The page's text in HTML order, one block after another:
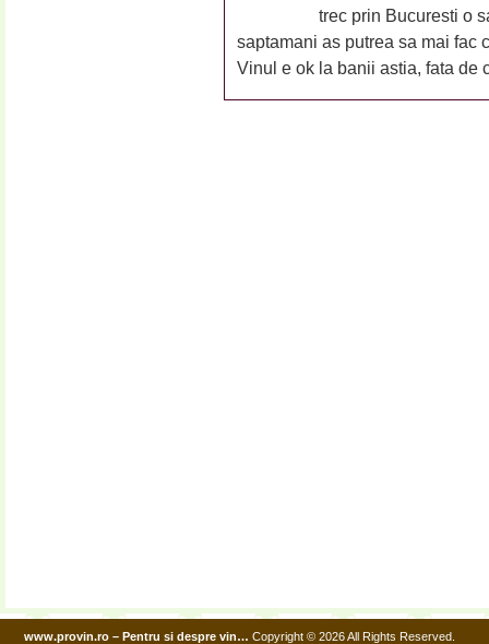
trec prin Bucuresti o
saptamani as putrea sa mai fac
Vinul e ok la banii astia, fata
www.provin.ro – Pentru si despre vin… Copyright © 2026 All Rights Reserved.